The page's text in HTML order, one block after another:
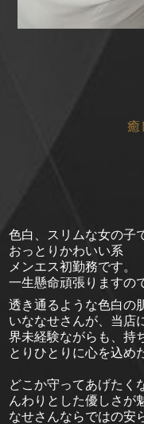
癒
色白、スリムな女の子
おっとりかわいい系
メンエス初勤務です。
一生懸命頑張りますの
透き通るような色白の
いななせさんが、当店
界未経験ながらも、持
とりひとりに心を込め
どこか守ってあげたく
んわりとした優しさが
なせさんならではの安